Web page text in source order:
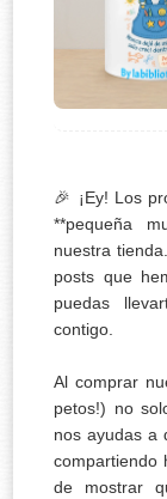
🎉 ¡Ey! Los
**pequeña
nuestra
posts que
puedas
contigo.
Al comprar
petos!) no
nos ayudas a
compartiendo
de mostrar